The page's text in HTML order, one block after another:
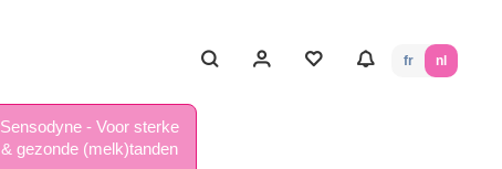
fr nl
Sensodyne - Voor sterke
& gezonde (melk)tanden